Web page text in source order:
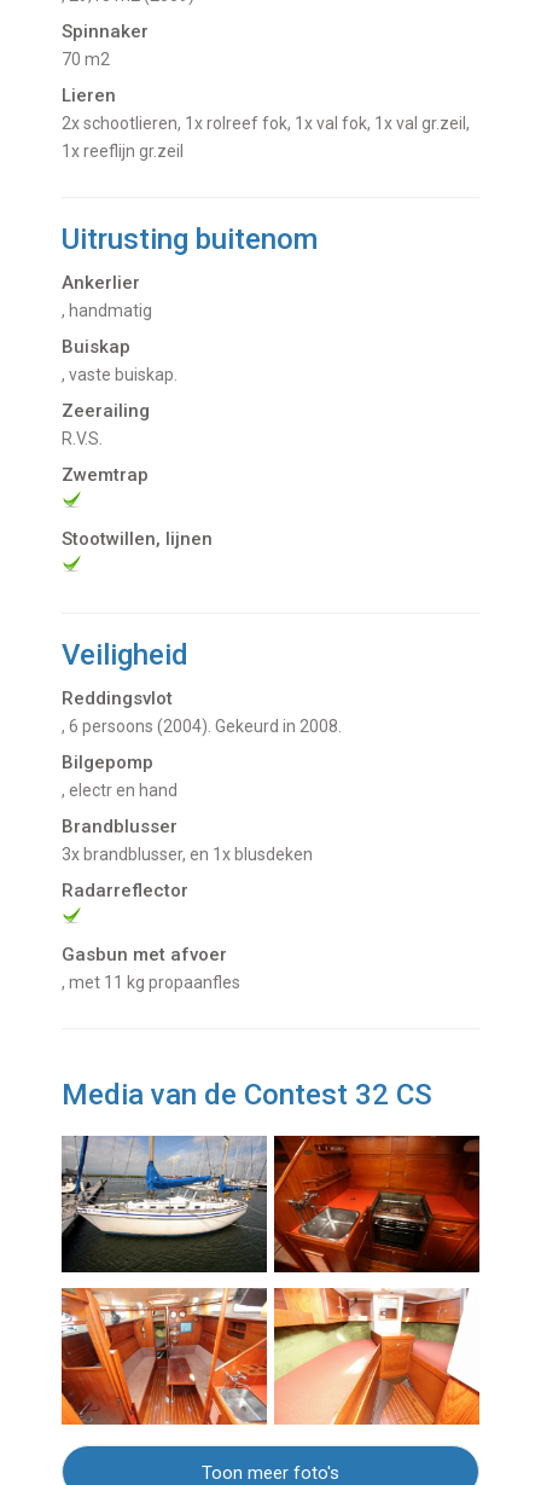
Spinnaker
70 m2
Lieren
2x schootlieren, 1x rolreef fok, 1x val fok, 1x val gr.zeil,
1x reeflijn gr.zeil
Uitrusting buitenom
Ankerlier
, handmatig
Buiskap
, vaste buiskap.
Zeerailing
R.V.S.
Zwemtrap
Stootwillen, lijnen
Veiligheid
Reddingsvlot
, 6 persoons (2004). Gekeurd in 2008.
Bilgepomp
, electr en hand
Brandblusser
3x brandblusser, en 1x blusdeken
Radarreflector
Gasbun met afvoer
, met 11 kg propaanfles
Media van de Contest 32 CS
Toon meer foto's